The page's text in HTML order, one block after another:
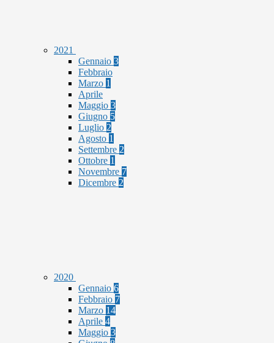
2021
Gennaio 3
Febbraio
Marzo 1
Aprile
Maggio 3
Giugno 5
Luglio 2
Agosto 1
Settembre 2
Ottobre 1
Novembre 7
Dicembre 2
2020
Gennaio 6
Febbraio 7
Marzo 14
Aprile 4
Maggio 3